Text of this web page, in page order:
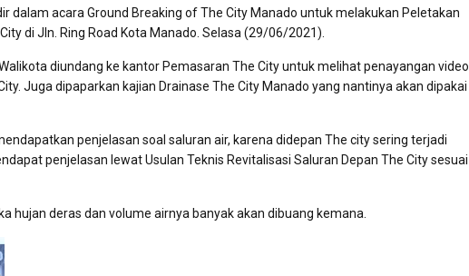
dalam acara Ground Breaking of The City Manado untuk melakukan Peletakan
di Jln. Ring Road Kota Manado. Selasa (29/06/2021).
diundang ke kantor Pemasaran The City untuk melihat penayangan video
Juga dipaparkan kajian Drainase The City Manado yang nantinya akan dipakai
penjelasan soal saluran air, karena didepan The city sering terjadi
penjelasan lewat Usulan Teknis Revitalisasi Saluran Depan The City sesuai
hujan deras dan volume airnya banyak akan dibuang kemana.